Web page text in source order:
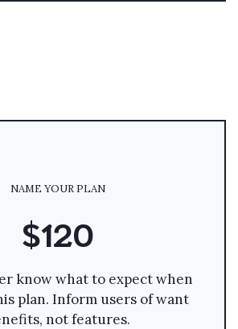
NAME YOUR PLAN
$120
know what to expect when
plan. Inform users of want
not features.